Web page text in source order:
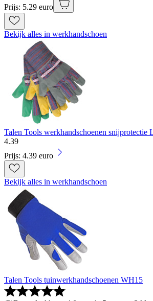
Prijs: 5.29 euro
Bekijk alles in werkhandschoen
Talen Tools werkhandschoenen snijprotectie
4.39
Prijs: 4.39 euro
Bekijk alles in werkhandschoen
Talen Tools tuinwerkhandschoenen WH15